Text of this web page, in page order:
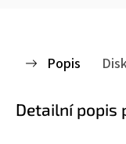
Popis
Detailní popis